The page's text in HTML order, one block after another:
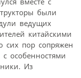
были
ведущих
китайскими
сих пор сопряжен
особенностями
Из